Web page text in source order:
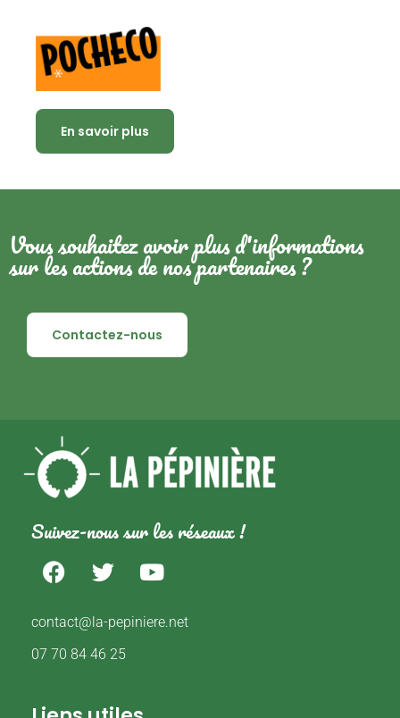
En savoir plus
Vous souhaitez avoir plus d'informations
sur les actions de nos partenaires ?
Contactez-nous
Suivez-nous sur les réseaux !
contact@la-pepiniere.net
07 70 84 46 25